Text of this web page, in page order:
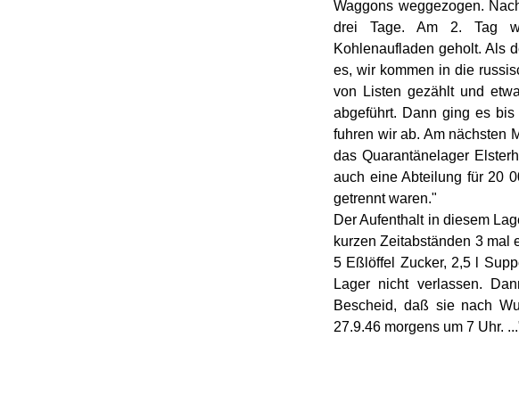
Waggons weggezogen.
drei Tage. Am 2. Tag
Kohlenaufladen geholt. Als
es, wir kommen in die
von Listen gezählt und
abgeführt. Dann ging es
fuhren wir ab. Am nächsten
das Quarantänelager
auch eine Abteilung für 20
getrennt waren."
Der Aufenthalt in diesem
kurzen Zeitabständen 3 mal
5 Eßlöffel Zucker, 2,5 l
Lager nicht verlassen.
Bescheid, daß sie nach
27.9.46 morgens um 7 Uhr.